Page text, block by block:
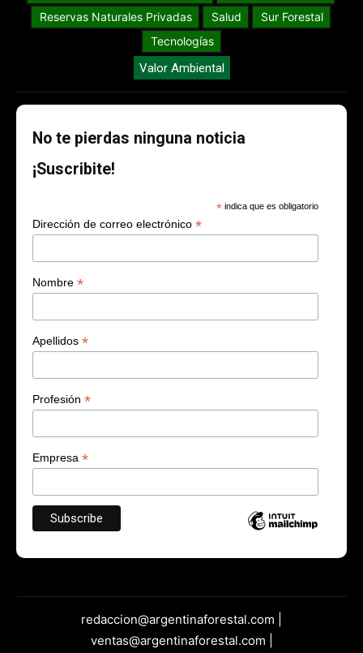
Reservas Naturales Privadas
Salud
Sur Forestal
Tecnologías
Valor Ambiental
No te pierdas ninguna noticia
¡Suscribite!
* indica que es obligatorio
Dirección de correo electrónico *
Nombre *
Apellidos *
Profesión *
Empresa *
redaccion@argentinaforestal.com |
ventas@argentinaforestal.com |